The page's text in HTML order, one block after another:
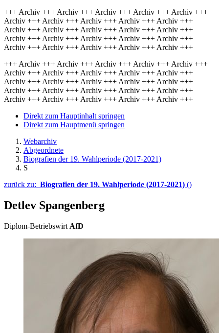
+++ Archiv +++ Archiv +++ Archiv +++ Archiv +++ Archiv +++
Archiv +++ Archiv +++ Archiv +++ Archiv +++ Archiv +++
Archiv +++ Archiv +++ Archiv +++ Archiv +++ Archiv +++
Archiv +++ Archiv +++ Archiv +++ Archiv +++ Archiv +++
Archiv +++ Archiv +++ Archiv +++ Archiv +++ Archiv +++
+++ Archiv +++ Archiv +++ Archiv +++ Archiv +++ Archiv +++
Archiv +++ Archiv +++ Archiv +++ Archiv +++ Archiv +++
Archiv +++ Archiv +++ Archiv +++ Archiv +++ Archiv +++
Archiv +++ Archiv +++ Archiv +++ Archiv +++ Archiv +++
Archiv +++ Archiv +++ Archiv +++ Archiv +++ Archiv +++
Direkt zum Hauptinhalt springen
Direkt zum Hauptmenü springen
Webarchiv
Abgeordnete
Biografien der 19. Wahlperiode (2017-2021)
S
zurück zu: Biografien der 19. Wahlperiode (2017-2021) ()
Detlev Spangenberg
Diplom-Betriebswirt AfD